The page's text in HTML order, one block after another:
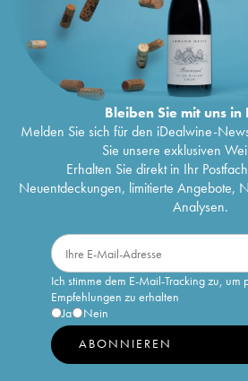
Bleiben Sie mit uns
Melden Sie sich für den iDealwine-
Sie unsere exklusiven
Erhalten Sie direkt in Ihr
Neuentdeckungen, limitierte Angebote,
Analysen.
Ich stimme dem E-Mail-Tracking zu, um
Empfehlungen zu erhalten
Ja
Nein
ABONNIEREN